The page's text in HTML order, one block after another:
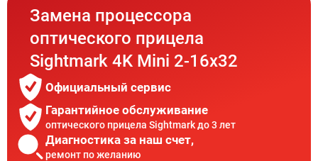
Замена процессора
оптического прицела
Sightmark 4K Mini 2-16x32
Официальный сервис
Гарантийное обслуживание
оптического прицела Sightmark до 3 лет
Диагностика за наш счет,
ремонт по желанию